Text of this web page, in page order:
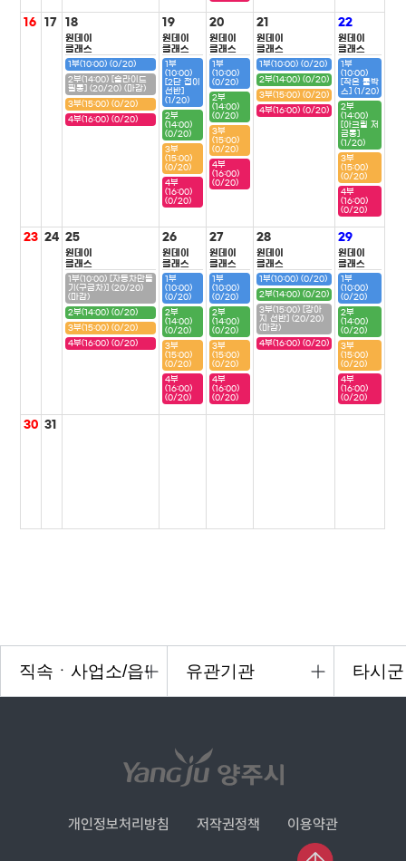
16 17 18
원데이
클래스
1부(10:00) (0/20)
2부(14:00) [슬라이드
필통] (20/20) (마감)
3부(15:00) (0/20)
4부(16:00) (0/20)
19
원데이
클래스
1부
(10:00)
[2단 접이
선반]
(1/20)
2부
(14:00)
(0/20)
3부
(15:00)
(0/20)
4부
(16:00)
(0/20)
20
원데이
클래스
1부
(10:00)
(0/20)
2부
(14:00)
(0/20)
3부
(15:00)
(0/20)
4부
(16:00)
(0/20)
21
원데이
클래스
1부(10:00) (0/20)
2부(14:00) (0/20)
3부(15:00) (0/20)
4부(16:00) (0/20)
22
원데이
클래스
1부
(10:00)
[작은 툴박
스] (1/20)
2부
(14:00)
[아크릴 저
금통]
(1/20)
3부
(15:00)
(0/20)
4부
(16:00)
(0/20)
23 24 25
원데이
클래스
1부(10:00) [자동차만들
기(구급차)] (20/20)
(마감)
2부(14:00) (0/20)
3부(15:00) (0/20)
4부(16:00) (0/20)
26
원데이
클래스
1부
(10:00)
(0/20)
2부
(14:00)
(0/20)
3부
(15:00)
(0/20)
4부
(16:00)
(0/20)
27
원데이
클래스
1부
(10:00)
(0/20)
2부
(14:00)
(0/20)
3부
(15:00)
(0/20)
4부
(16:00)
(0/20)
28
원데이
클래스
1부(10:00) (0/20)
2부(14:00) (0/20)
3부(15:00) [강아
지 선반] (20/20)
(마감)
4부(16:00) (0/20)
29
원데이
클래스
1부
(10:00)
(0/20)
2부
(14:00)
(0/20)
3부
(15:00)
(0/20)
4부
(16:00)
(0/20)
30 31
개인정보처리방침 저작권정책 이용약관